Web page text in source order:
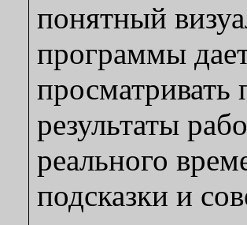
понятный
программы
результаты
реального
подсказки и